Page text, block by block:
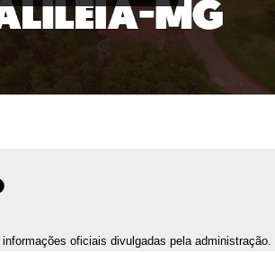
oficiais divulgadas pela